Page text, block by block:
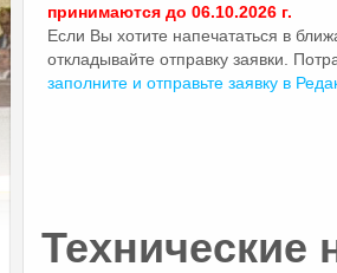
принимаются до 06.10.2026 г.
Если Вы хотите напечататься в
откладывайте отправку заявки.
заполните и отправьте заявку в
Технические